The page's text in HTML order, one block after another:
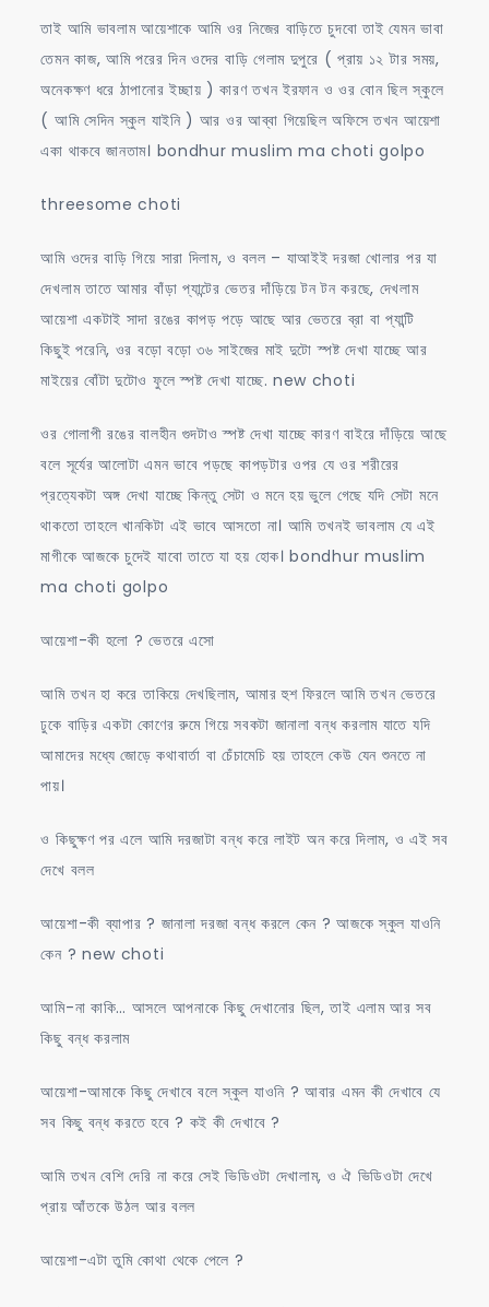
তাই আমি ভাবলাম আয়েশাকে আমি ওর নিজের বাড়িতে চুদবো তাই যেমন ভাবা
তেমন কাজ, আমি পরের দিন ওদের বাড়ি গেলাম দুপুরে ( প্রায় ১২ টার সময়,
অনেকক্ষণ ধরে ঠাপানোর ইচ্ছায় ) কারণ তখন ইরফান ও ওর বোন ছিল স্কুলে
( আমি সেদিন স্কুল যাইনি ) আর ওর আব্বা গিয়েছিল অফিসে তখন আয়েশা
একা থাকবে জানতাম। bondhur muslim ma choti golpo
threesome choti
আমি ওদের বাড়ি গিয়ে সারা দিলাম, ও বলল – যাআইই দরজা খোলার পর যা
দেখলাম তাতে আমার বাঁড়া প্যান্টের ভেতর দাঁড়িয়ে টন টন করছে, দেখলাম
আয়েশা একটাই সাদা রঙের কাপড় পড়ে আছে আর ভেতরে ব্রা বা প্যান্টি
কিছুই পরেনি, ওর বড়ো বড়ো ৩৬ সাইজের মাই দুটো স্পষ্ট দেখা যাচ্ছে আর
মাইয়ের বোঁটা দুটোও ফুলে স্পষ্ট দেখা যাচ্ছে. new choti
ওর গোলাপী রঙের বালহীন গুদটাও স্পষ্ট দেখা যাচ্ছে কারণ বাইরে দাঁড়িয়ে আছে
বলে সূর্যের আলোটা এমন ভাবে পড়ছে কাপড়টার ওপর যে ওর শরীরের
প্রত্যেকটা অঙ্গ দেখা যাচ্ছে কিন্তু সেটা ও মনে হয় ভুলে গেছে যদি সেটা মনে
থাকতো তাহলে খানকিটা এই ভাবে আসতো না। আমি তখনই ভাবলাম যে এই
মাগীকে আজকে চুদেই যাবো তাতে যা হয় হোক। bondhur muslim
ma choti golpo
আয়েশা-কী হলো ? ভেতরে এসো
আমি তখন হা করে তাকিয়ে দেখছিলাম, আমার হুশ ফিরলে আমি তখন ভেতরে
ঢুকে বাড়ির একটা কোণের রুমে গিয়ে সবকটা জানালা বন্ধ করলাম যাতে যদি
আমাদের মধ্যে জোড়ে কথাবার্তা বা চেঁচামেচি হয় তাহলে কেউ যেন শুনতে না
পায়।
ও কিছুক্ষণ পর এলে আমি দরজাটা বন্ধ করে লাইট অন করে দিলাম, ও এই সব
দেখে বলল
আয়েশা-কী ব্যাপার ? জানালা দরজা বন্ধ করলে কেন ? আজকে স্কুল যাওনি
কেন ? new choti
আমি-না কাকি… আসলে আপনাকে কিছু দেখানোর ছিল, তাই এলাম আর সব
কিছু বন্ধ করলাম
আয়েশা-আমাকে কিছু দেখাবে বলে স্কুল যাওনি ? আবার এমন কী দেখাবে যে
সব কিছু বন্ধ করতে হবে ? কই কী দেখাবে ?
আমি তখন বেশি দেরি না করে সেই ভিডিওটা দেখালাম, ও ঐ ভিডিওটা দেখে
প্রায় আঁতকে উঠল আর বলল
আয়েশা-এটা তুমি কোথা থেকে পেলে ?